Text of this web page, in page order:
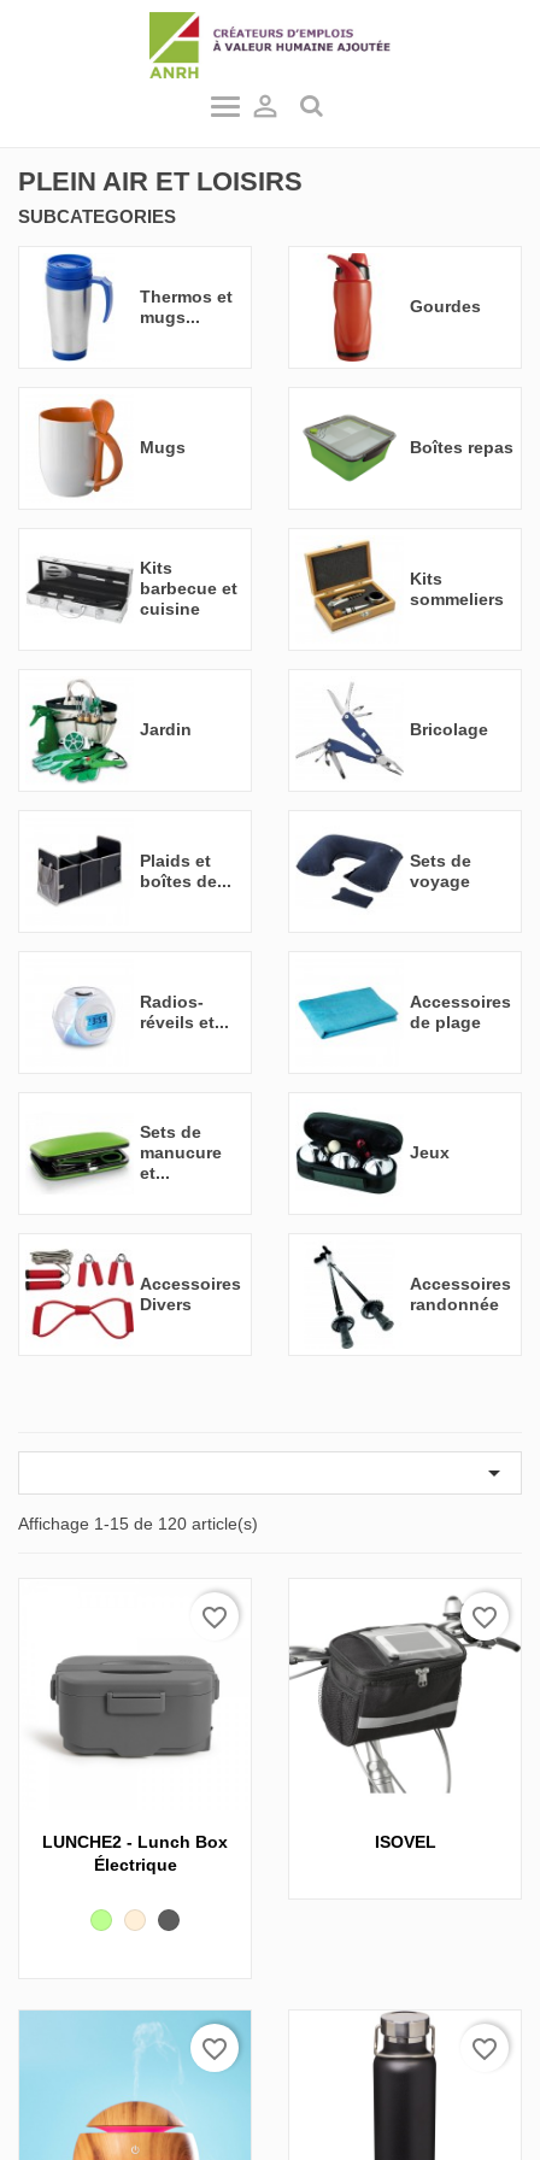

PLEIN AIR ET LOISIRS
SUBCATEGORIES
Thermos et
mugs...
Gourdes
Mugs Boîtes repas
Kits
barbecue et
cuisine
Kits
sommeliers
Jardin Bricolage
Plaids et
boîtes de...
Sets de
voyage
Radios-
réveils et...
Accessoires
de plage
Sets de
manucure
et...
Jeux
Accessoires
Divers
Accessoires
randonnée

Affichage 1-15 de 120 article(s)
LUNCHE2 - Lunch Box
Électrique
Vert
BeigeCarbone
favorite_border
ISOVEL
favorite_border
favorite_border favorite_border